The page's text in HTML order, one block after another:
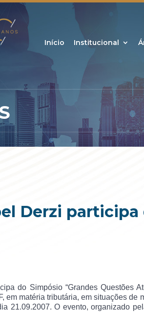
Início Institucional
Derzi
do Simpósio “Grandes Questões
em matéria tributária, em situações
21.09.2007. O evento, organizado